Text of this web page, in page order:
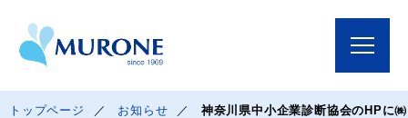
トップページ お知らせ
神奈川県中小企業診断協会のHPに㈱